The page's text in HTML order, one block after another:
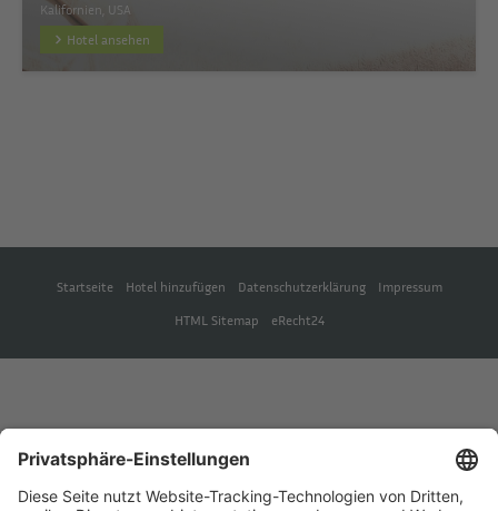
Kalifornien, USA
Hotel ansehen
Startseite Hotel hinzufügen Datenschutzerklärung
Impressum
HTML Sitemap
eRecht24